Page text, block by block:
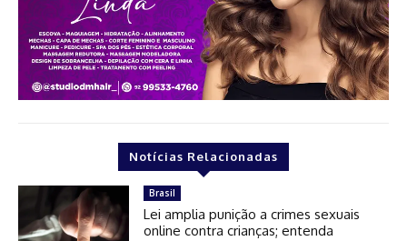
Notícias Relacionadas
Brasil
Lei amplia punição a crimes sexuais
online contra crianças; entenda